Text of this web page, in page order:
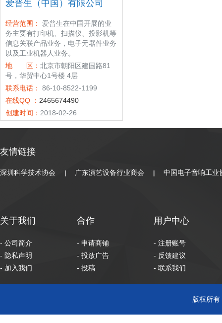
爱普生（中国）有限公司
经营范围：
爱普生在中国开展的业
务主要有打印机、扫描仪、投影机等
信息关联产品业务，电子元器件业务
以及工业机器人业务。
地 区： 北京市朝阳区建国路81
号，华贸中心1号楼 4层
联系电话：
86-10-8522-1199
在线QQ ： 2465674490
创建时间： 2018-02-26
友情链接
深圳科学技术协会 广东演艺设备行业商会 中国电子音响工业
关于我们
- 公司简介
- 隐私声明
- 加入我们
合作
- 申请商铺
- 投放广告
- 投稿
用户中心
- 注册账号
- 反馈建议
- 联系我们
版权所